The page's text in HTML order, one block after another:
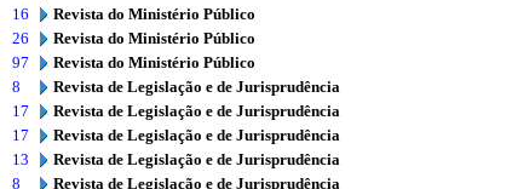
16
Revista do Ministério Público
26
Revista do Ministério Público
97
Revista do Ministério Público
8
Revista de Legislação e de Jurisprudência
17
Revista de Legislação e de Jurisprudência
17
Revista de Legislação e de Jurisprudência
13
Revista de Legislação e de Jurisprudência
8
Revista de Legislação e de Jurisprudência